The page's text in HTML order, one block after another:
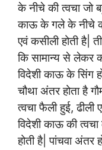
के नीचे की त्वचा जो
काऊ के गले के नीचे
एवं कसीली होती है|
कि सामान्य से लेकर
विदेशी काऊ के सिंग
चौथा अंतर होता है
त्वचा फैली हुई,
विदेशी काऊ की
होती है| पांचवा अंतर